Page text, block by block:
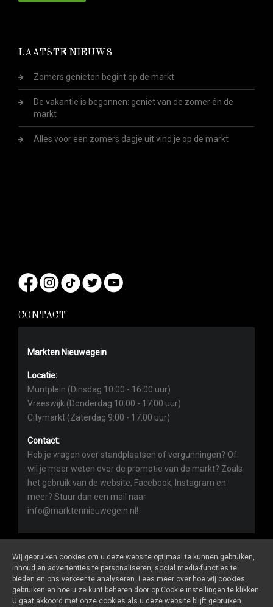
LAATSTE NIEUWS
Zomers genieten begint op de markt
De vakantie is begonnen: geniet van de zomer én de
markt
Alles voor een zomers dagje uit vind je op de markt
CONTACT
Markten Nieuwegein
Locatie:
Muntplein (Dinsdag 10:00 - 16:00 uur)
Vreeswijk (Donderdag 10:00 - 17:00 uur)
Citymarkt (Zaterdag 9:00 - 17:00 uur)
Contact:
Heb je vragen over standplaatsen of vergunningen? Of
wil je meer weten over de promotie van de markt? Zoals
het gebruik van de website, Facebook, Instagram en
meer? Stuur dan een mail naar
info@marktennieuwegein.nl!
Marktennieuwegein.nlis een website van De Markt Online
ALGEMENE VOORWAARDEN
Wij gebruiken cookies om u deze website optimaal te kunnen gebruiken,
inhoud en advertenties te personaliseren, social media-functies te
bieden en ons verkeer te analyseren. Lees meer over hoe wij cookies
gebruiken en hoe u ze kunt beheren door op Cookie instellingen te klikken.
U gaat akkoord met onze cookies als u deze website blijft gebruiken.